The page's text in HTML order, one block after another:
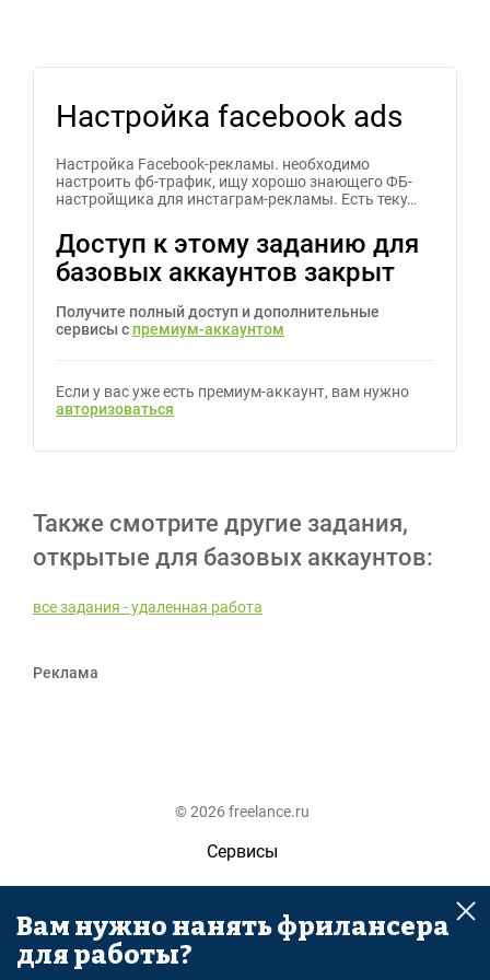
Настройка facebook ads
Настройка Facebook-рекламы. необходимо
настроить фб-трафик, ищу хорошо знающего ФБ-
настройщика для инстаграм-рекламы. Есть теку…
Доступ к этому заданию для
базовых аккаунтов закрыт
Получите полный доступ и дополнительные
сервисы с премиум-аккаунтом
Если у вас уже есть премиум-аккаунт, вам нужно
авторизоваться
Также смотрите другие задания,
открытые для базовых аккаунтов:
все задания - удаленная работа
Реклама
© 2026 freelance.ru
Сервисы
Помощь
Поиск
Вам нужно нанять фрилансера
для работы?